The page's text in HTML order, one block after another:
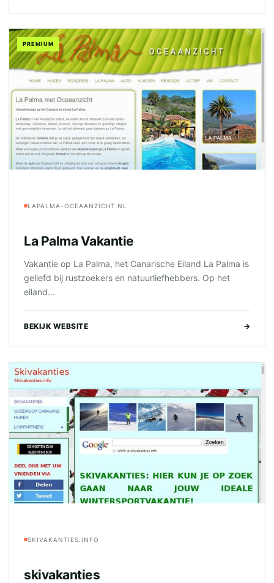
PREMIUM
LAPALMA-OCEAANZICHT.NL
La Palma Vakantie
Vakantie op La Palma, het Canarische Eiland La Palma is
geliefd bij rustzoekers en natuurliefhebbers. Op het
eiland...
BEKIJK WEBSITE →
SKIVAKANTIES.INFO
skivakanties